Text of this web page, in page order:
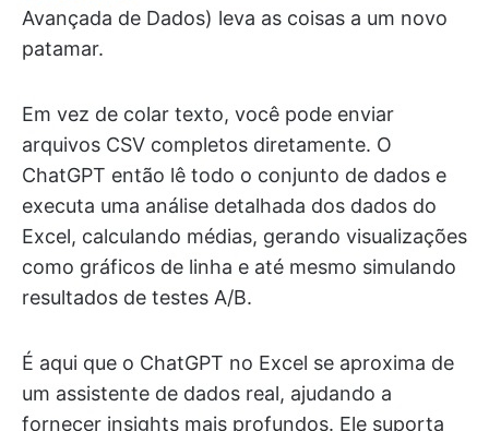
Avançada de Dados) leva as coisas a um novo
patamar.
Em vez de colar texto, você pode enviar
arquivos CSV completos diretamente. O
ChatGPT então lê todo o conjunto de dados e
executa uma análise detalhada dos dados do
Excel, calculando médias, gerando visualizações
como gráficos de linha e até mesmo simulando
resultados de testes A/B.
É aqui que o ChatGPT no Excel se aproxima de
um assistente de dados real, ajudando a
fornecer insights mais profundos. Ele suporta